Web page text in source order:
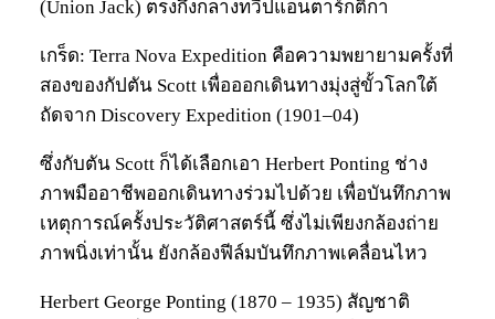
(Union Jack) ตรงกึ่งกลางทวีปแอนตาร์กติกา
เกร็ด: Terra Nova Expedition คือความพยายามครั้งที่
สองของกัปตัน Scott เพื่อออกเดินทางมุ่งสู่ขั้วโลกใต้
ถัดจาก Discovery Expedition (1901–04)
ซึ่งกับตัน Scott ก็ได้เลือกเอา Herbert Ponting ช่าง
ภาพมืออาชีพออกเดินทางร่วมไปด้วย เพื่อบันทึกภาพ
เหตุการณ์ครั้งประวัติศาสตร์นี้ ซึ่งไม่เพียงกล้องถ่าย
ภาพนิ่งเท่านั้น ยังกล้องฟีล์มบันทึกภาพเคลื่อนไหว
Herbert George Ponting (1870 – 1935) สัญชาติ